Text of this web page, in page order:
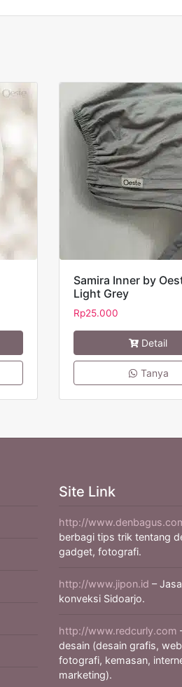
Samira Inner by
Light Grey
Rp25.000
Detail
Tanya
Site Link
http://
berbagi tips trik tentang
gadget, fotografi.
http://www.jipon.id –
konveksi Sidoarjo.
http://www.redcurly.com
desain (desain grafis,
fotografi, kemasan,
marketing).